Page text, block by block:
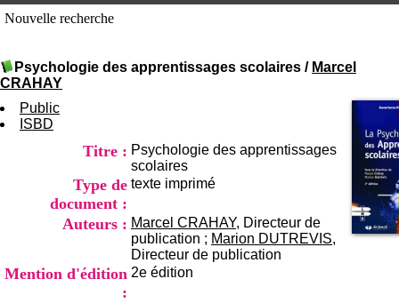
Centre Hospitalier le Vinatier
bât 211
9h00-12h00 13h30-16h00
+33(0)4 37 91 54 65
+33(0)4 37 91 54 37
Mail
Nouvelle recherche
Psychologie des apprentissages scolaires / Marcel
CRAHAY
Public
ISBD
Titre : Psychologie des apprentissages
scolaires
Type de
document :
texte imprimé
Auteurs : Marcel CRAHAY, Directeur de
publication ; Marion DUTREVIS,
Directeur de publication
Mention d'édition
:
2e édition
f
t
i
o
e
t
d
e
D